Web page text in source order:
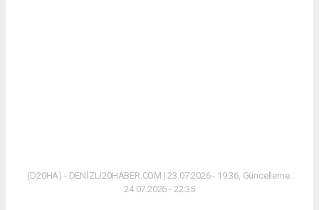
(D20HA) - DENİZLİ20HABER.COM | 23.07.2026 - 19:36, Güncelleme:
24.07.2026 - 22:35